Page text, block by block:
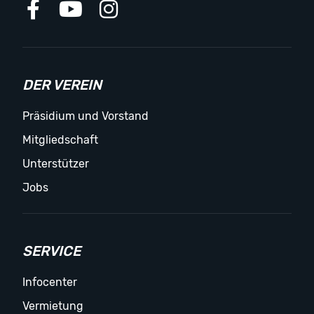
DER VEREIN
Präsidium und Vorstand
Mitgliedschaft
Unterstützer
Jobs
SERVICE
Infocenter
Vermietung